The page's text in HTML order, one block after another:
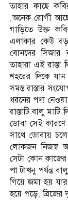
তাহার কাছে
,অনেক রোগী
গাড়িতে উক্ত
এলাকার কেউ
বোনদের
তাহারা এই রাস্তা
শহরের দিকে
সমস্ত রাস্তার
ধরনের পণ্য
রাস্তাটি বালু
ডোবা সেই কারণে
সাথে ডোবায় চলে
লোকজন নিজস্ব
সেটা কোন কাজের
পা টাখনু পর্যন্ত
গিয়ে জমা হয়
হয়ে পড়ে,